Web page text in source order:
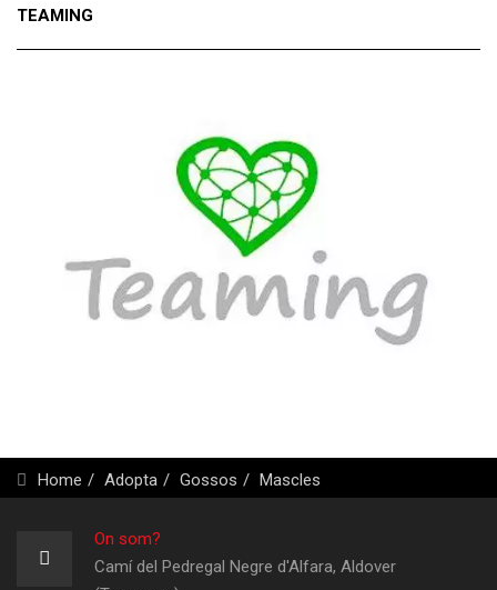
TEAMING
Home Adopta Gossos Mascles
On som?
Camí del Pedregal Negre d'Alfara, Aldover